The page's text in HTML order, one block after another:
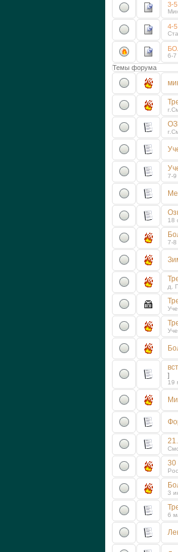
3-
4-
6-7
Темы форума
7-9
18
7-
д.
]
19
30
3
6